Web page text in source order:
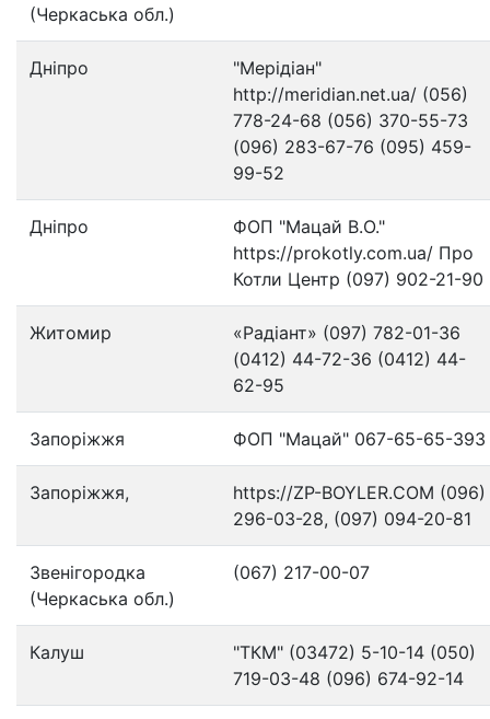
(Черкаська обл.)
Дніпро
"Мерідіан"
http://meridian.net.ua/ (056)
778-24-68 (056) 370-55-73
(096) 283-67-76 (095) 459-
99-52
Дніпро
ФОП "Мацай В.О."
https://prokotly.com.ua/ Про
Котли Центр (097) 902-21-90
Житомир
«Радіант» (097) 782-01-36
(0412) 44-72-36 (0412) 44-
62-95
Запоріжжя ФОП "Мацай" 067-65-65-393
Запоріжжя,
https://ZP-BOYLER.COM (096)
296-03-28, (097) 094-20-81
Звенігородка
(Черкаська обл.)
(067) 217-00-07
Калуш
"ТКМ" (03472) 5-10-14 (050)
719-03-48 (096) 674-92-14